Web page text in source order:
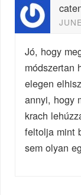
Jó, hogy
módszertan
elegen
annyi, hogy
krach
feltolja mint
sem olyan